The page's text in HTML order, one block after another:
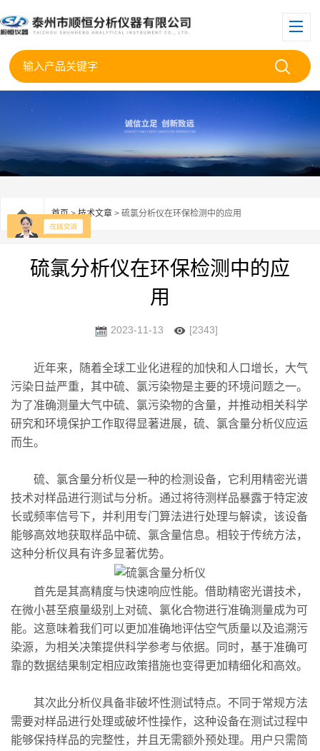
首页>技术文章 > 硫氯分析仪在环保检测中的应用
硫氯分析仪在环保检测中的应
用
2023-11-13 [2343]
近年来，随着全球工业化进程的加快和人口增长，大气
污染日益严重，其中硫、氯污染物是主要的环境问题之一。
为了准确测量大气中硫、氯污染物的含量，并推动相关科学
研究和环境保护工作取得显著进展，硫、氯含量分析仪应运
而生。
硫、氯含量分析仪是一种的检测设备，它利用精密光谱
技术对样品进行测试与分析。通过将待测样品暴露于特定波
长或频率信号下，并利用专门算法进行处理与解读，该设备
能够高效地获取样品中硫、氯含量信息。相较于传统方法，
这种分析仪具有许多显著优势。
首先是其高精度与快速响应性能。借助精密光谱技术，
在微小甚至痕量级别上对硫、氯化合物进行准确测量成为可
能。这意味着我们可以更加准确地评估空气质量以及追溯污
染源，为相关决策提供科学参考与依据。同时，基于准确可
靠的数据结果制定相应政策措施也变得更加精细化和高效。
其次此分析仪具备非破坏性测试特点。不同于常规方法
需要对样品进行处理或破坏性操作，这种设备在测试过程中
能够保持样品的完整性，并且无需额外预处理。用户只需简